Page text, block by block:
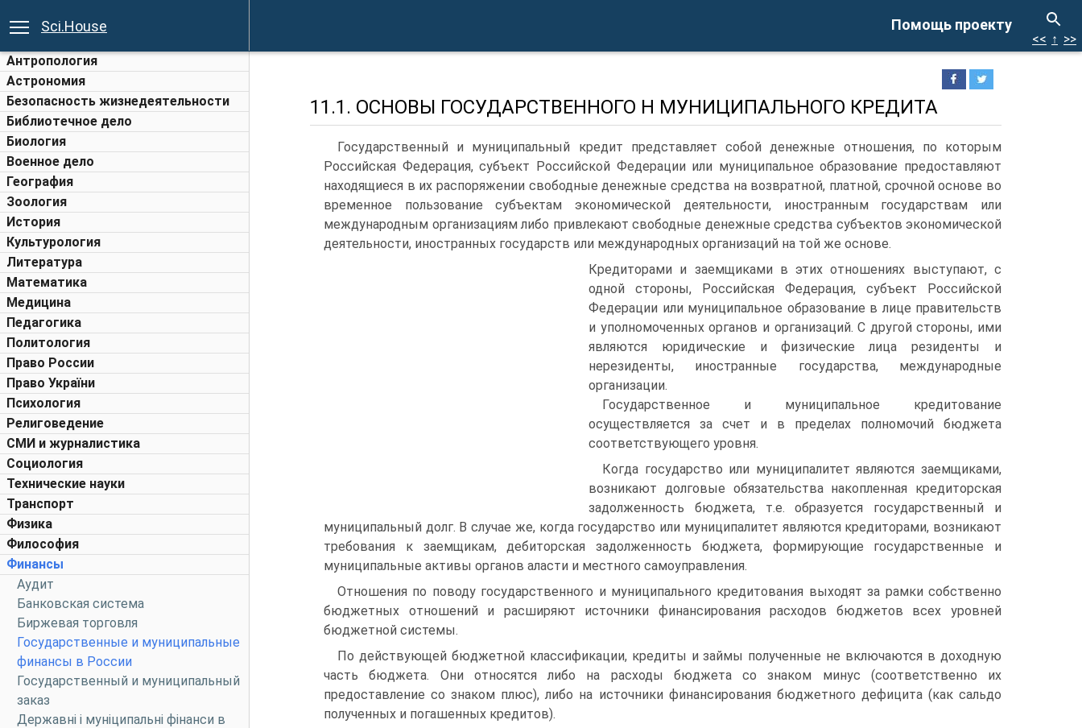
Помощь проекту
Sci.House
Антропология
Астрономия
Безопасность жизнедеятельности
Библиотечное дело
Биология
Военное дело
География
Зоология
История
Культурология
Литература
Математика
Медицина
Педагогика
Политология
Право России
Право України
Психология
Религоведение
СМИ и журналистика
Социология
Технические науки
Транспорт
Физика
Философия
Финансы
Аудит
Банковская система
Биржевая торговля
Государственные и муниципальные
финансы в России
Государственный и муниципальный
заказ
Державні і муніципальні фінанси в
<< ↑ >>
11.1. ОСНОВЫ ГОСУДАРСТВЕННОГО H МУНИЦИПАЛЬНОГО КРЕДИТА
Государственный и муниципальный кредит представляет собой денежные отношения, по которым
Российская Федерация, субъект Российской Федерации или муниципальное образование предостав­ляют
находящиеся в их распоряжении свободные денежные средст­ва на возвратной, платной, срочной основе во
временное пользова­ние субъектам экономической деятельности, иностранным государ­ствам или
международным организациям либо привлекают свобод­ные денежные средства субъектов экономической
деятельности, иностранных государств или международных организаций на той же основе.
Кредиторами и заемщиками в этих отношениях высту­пают, с
одной стороны, Российская Федерация, субъект Российской
Федерации или муниципальное образование в лице правительств
и уполномоченных органов и организаций. С другой стороны, ими
являются юридические и физические лица резиденты и
нерезиденты, иностранные государства, международные
организации.
Государственное и муниципальное кредитование
осуществляется за счет и в пределах полномочий бюджета
соответствующего уровня.
Когда государство или муниципалитет являются заемщиками,
возникают долговые обязательства накопленная кредиторская
за­долженность бюджета, т.е. образуется государственный и
муници­пальный долг. В случае же, когда государство или муниципалитет являются кредиторами, возникают
требования к заемщикам, деби­торская задолженность бюджета, формирующие государственные и
муниципальные активы органов аласти и местного самоуправления.
Отношения по поводу государственного и муниципального кре­дитования выходят за рамки собственно
бюджетных отношений и расширяют источники финансирования расходов бюджетов всех уровней
бюджетной системы.
По действующей бюджетной классификации, кредиты и займы полученные не включаются в доходную
часть бюджета. Они отно­сятся либо на расходы бюджета со знаком минус (соответственно их
предоставление со знаком плюс), либо на источники финанси­рования бюджетного дефицита (как сальдо
полученных и погашен­ных кредитов).